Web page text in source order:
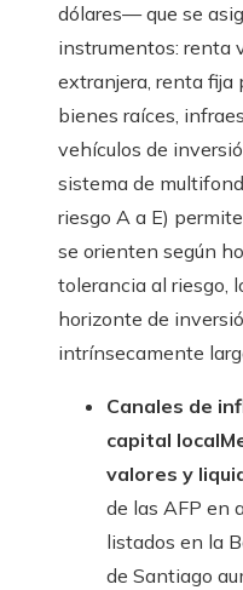
dólares— que se
instrumentos: renta
extranjera, renta fija
bienes raíces,
vehículos de
sistema de
riesgo A a E)
se orienten según
tolerancia al riesgo,
horizonte de
intrínsecamente
Canales de
capital
valores y
de las AFP en
listados en la
de Santiago